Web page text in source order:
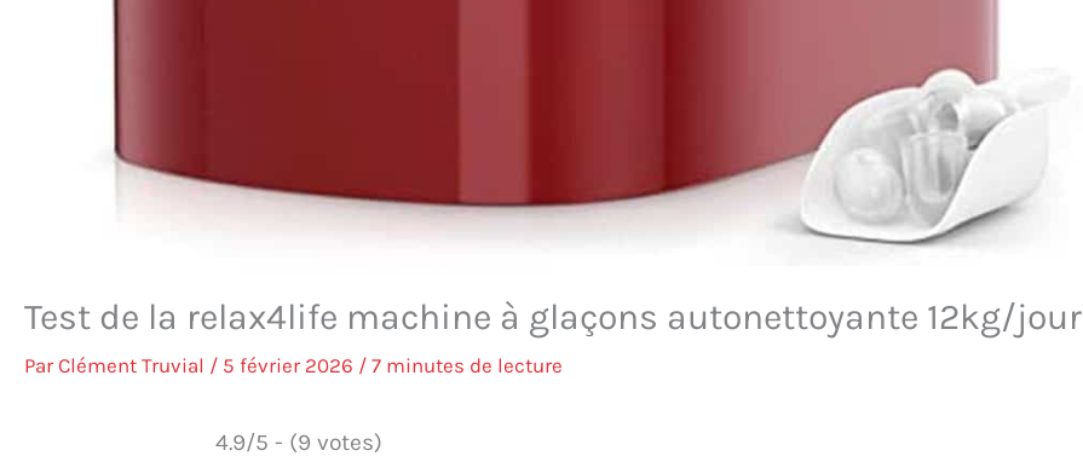
Test de la relax4life machine à glaçons autonettoyante 12kg/jour
Par Clément Truvial / 5 février 2026 / 7 minutes de lecture
4.9/5 - (9 votes)